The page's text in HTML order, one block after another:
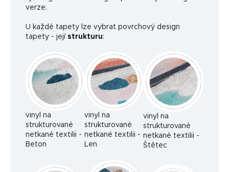
verze.
U každé tapety lze vybrat povrchový design
tapety - její strukturu:
vinyl na
strukturované
netkané textilii -
Beton
vinyl na
strukturované
netkané textilii -
Len
vinyl na
strukturované
netkané textilii -
Štětec